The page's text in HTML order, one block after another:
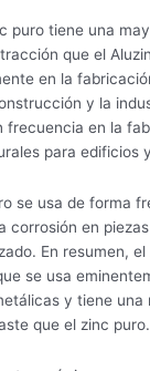
puro tiene una
que el
en la
y la
frecuencia en la
para edificios
se usa de forma
corrosión en
En resumen,
se usa
y tiene una
que el zinc puro.